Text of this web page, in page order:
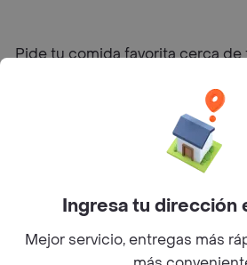
Pide tu comida favorita cerca de
Sobre RappiIngresa tu dirección
Mejor servicio, entregas más